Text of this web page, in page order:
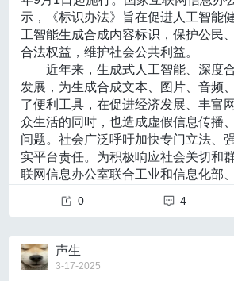
更新MRI诊断标准
《指南》再次强调DSA在烟雾病诊
位；同时，本《指南》根据国外研究同
RA的诊断标准，并强调MRI+MRA在同
时可诊断烟雾病。
（1）颈内动脉末端狭窄或闭塞。
（2）MRI重T2加权成像显示双侧
中动脉水平段外径减小。
（3）MRA可见基底节区和（或）
烟雾状血管网。
当在MRI上发现至少一侧基底节区
变化。未来，仍需要不断完善以气象
协同的应急联动机制，让气象早期预
护每个人，尽力避免极端天气气候事
八拍》，让优美的旋律疏解郁气，给
按摩。
2. 芳香醒神术，气味调节情绪
在办公桌放个合欢花、薄荷香囊，或
的气味能帮你调节情绪，让办公环境
3. 导引吐纳法，呼吸之间平肝火
采用“六字诀”中的“嘘”字诀（发xū音）
在一呼一吸间平肝火，让心情平静下
4. 足浴安神法，泡走一天疲惫
晚间用30克夜交藤、20克合欢皮煮水
睡眠，睡个好觉，第二天又是活力满
2.运动后人群或较胖人群
运动后，新陈代谢快，皮肤汗液中乳
同时，氨的排放量增加。此时，二氧
高，更受蚊子“青睐”，较胖的人群也容
3.皮肤表面菌群二氧化碳浓度高人群
有些人皮肤表面有纤毛菌、放线菌或
菌在代谢过程中会产生二氧化碳，吸
4.饮酒后人群
夏日炎炎，不少人喜欢喝点啤酒或白
泌更多的二氧化碳，容易招蚊子。
5.孕妇
孕妇的新陈代谢比正常人多21％，
7℃，更容易招蚊子。
6.穿深色衣服的人群
蚊子喜欢深色，身着红色、黑色等颜
容易吸引蚊子。
示，《标识办法》旨在促进人工智能
工智能生成合成内容标识，保护公民
合法权益，维护社会公共利益。
近年来，生成式人工智能、深度
发展，为生成合成文本、图片、音频
了便利工具，在促进经济发展、丰富
众生活的同时，也造成虚假信息传播
问题。社会广泛呼吁加快专门立法、
实平台责任。为积极响应社会关切和
联网信息办公室联合工业和信息化部
标识为抓手，细化前期相关部门规章
着力构建开放、公正、有效的治理机
发展环境，推动人工智能产业健康有序
0 4
声生
3-17-2025